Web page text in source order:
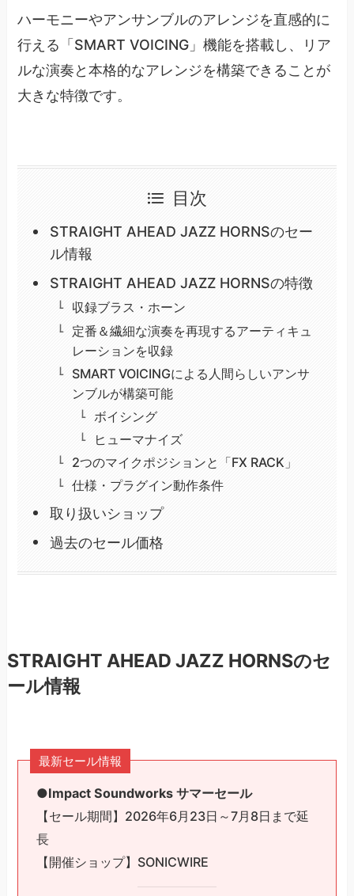
ハーモニーやアンサンブルのアレンジを直感的に
行える「SMART VOICING」機能を搭載し、リア
ルな演奏と本格的なアレンジを構築できることが
大きな特徴です。
目次
STRAIGHT AHEAD JAZZ HORNSのセー
ル情報
STRAIGHT AHEAD JAZZ HORNSの特徴
収録ブラス・ホーン
定番＆繊細な演奏を再現するアーティキュ
レーションを収録
SMART VOICINGによる人間らしいアンサ
ンブルが構築可能
ボイシング
ヒューマナイズ
2つのマイクポジションと「FX RACK」
仕様・プラグイン動作条件
取り扱いショップ
過去のセール価格
STRAIGHT AHEAD JAZZ HORNSのセ
ール情報
最新セール情報
●Impact Soundworks サマーセール
【セール期間】2026年6月23日～7月8日まで延
長
【開催ショップ】SONICWIRE